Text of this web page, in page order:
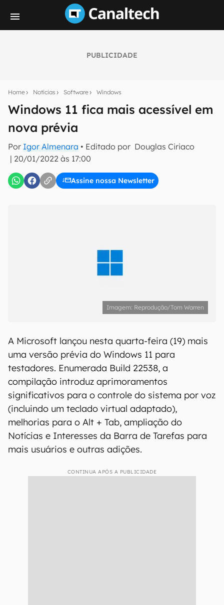
PUBLICIDADE
Home Notícias Software Windows
Windows 11 fica mais acessível em
nova prévia
Por Igor Almenara • Editado por Douglas Ciriaco
| 20/01/2022 às 17:00
Assine nossa Newsletter
notícias e reviews sobre tecnologia em primeira
mão.
E-mail
Reprodução/Tom Warren
A Microsoft lançou nesta quarta-feira (19) mais
uma versão prévia do Windows 11 para
testadores. Enumerada Build 22538, a
compilação introduz aprimoramentos
significativos para o controle do sistema por voz
(incluindo um teclado virtual adaptado),
melhorias para o Alt + Tab, ampliação do
Notícias e Interesses da Barra de Tarefas para
mais usuários e outras adições.
CONTINUA APÓS A PUBLICIDADE